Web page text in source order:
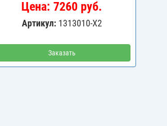
Цена: 7260 руб.
Артикул: 1313010-X2
Заказать